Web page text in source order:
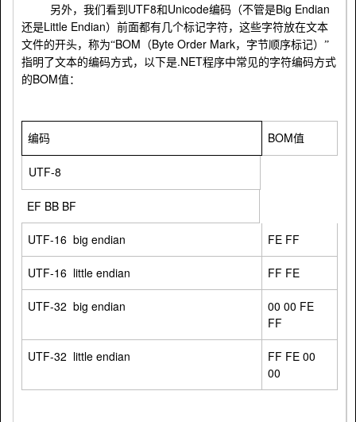
另外，我们看到 UTF8和 Unicode编码（不管是Big Endian
还是Little Endian）前面都有几个标记字符，这些字符放在文本
文件的开头，称为“BOM （Byte Order Mark，字节顺序标记）”
指明了文本的编码方式，以下是.NET程序中常见的字符编码方式
的BOM值：
编码 BOM值
UTF-8
EF BB BF
UTF-16 big endian FE FF
UTF-16 little endian FF FE
UTF-32 big endian
00 00 FE
FF
UTF-32 little endian
FF FE 00
00